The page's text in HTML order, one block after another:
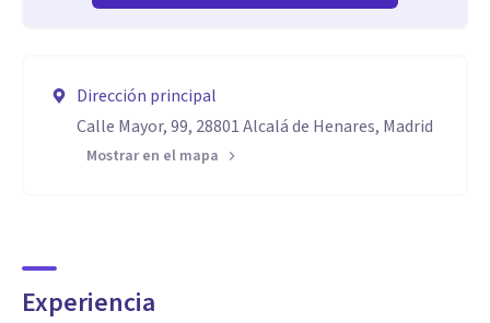
Dirección principal
Calle Mayor, 99, 28801 Alcalá de Henares, Madrid
Mostrar en el mapa
Experiencia